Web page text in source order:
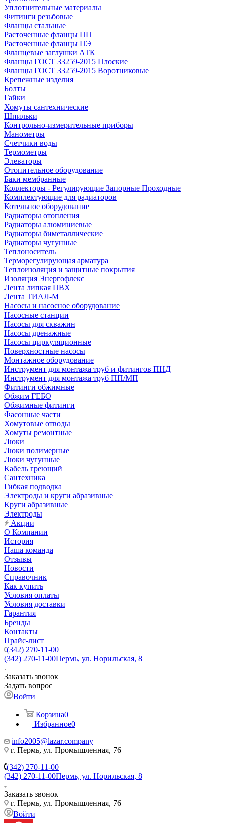
Уплотнительные материалы
Фитинги резьбовые
Фланцы стальные
Расточенные фланцы ПП
Расточенные фланцы ПЭ
Фланцевые заглушки АТК
Фланцы ГОСТ 33259-2015 Плоские
Фланцы ГОСТ 33259-2015 Воротниковые
Крепежные изделия
Болты
Гайки
Хомуты сантехнические
Шпильки
Контрольно-измерительные приборы
Манометры
Счетчики воды
Термометры
Элеваторы
Отопительное оборудование
Баки мембранные
Коллекторы - Регулирующие Запорные Проходные
Комплектующие для радиаторов
Котельное оборудование
Радиаторы отопления
Радиаторы алюминиевые
Радиаторы биметаллические
Радиаторы чугунные
Теплоноситель
Терморегулирующая арматура
Теплоизоляция и защитные покрытия
Изоляция Энергофлекс
Лента липкая ПВХ
Лента ТИАЛ-М
Насосы и насосное оборудование
Насосные станции
Насосы для скважин
Насосы дренажные
Насосы циркуляционные
Поверхностные насосы
Монтажное оборудование
Инструмент для монтажа труб и фитингов ПНД
Инструмент для монтажа труб ПП/МП
Фитинги обжимные
Обжим ГЕБО
Обжимные фитинги
Фасонные части
Хомутовые отводы
Хомуты ремонтные
Люки
Люки полимерные
Люки чугунные
Кабель греющий
Сантехника
Гибкая подводка
Электроды и круги абразивные
Круги абразивные
Электроды
Акции
О Компании
История
Наша команда
Отзывы
Новости
Справочник
Как купить
Условия оплаты
Условия доставки
Гарантия
Бренды
Контакты
Прайс-лист
(342) 270-11-00
(342) 270-11-00Пермь, ул. Норильская, 8
Заказать звонок
Задать вопрос
Войти
Корзина0
Избранное0
info2005@lazar.company
г. Пермь, ул. Промышленная, 76
(342) 270-11-00
(342) 270-11-00Пермь, ул. Норильская, 8
Заказать звонок
г. Пермь, ул. Промышленная, 76
Войти